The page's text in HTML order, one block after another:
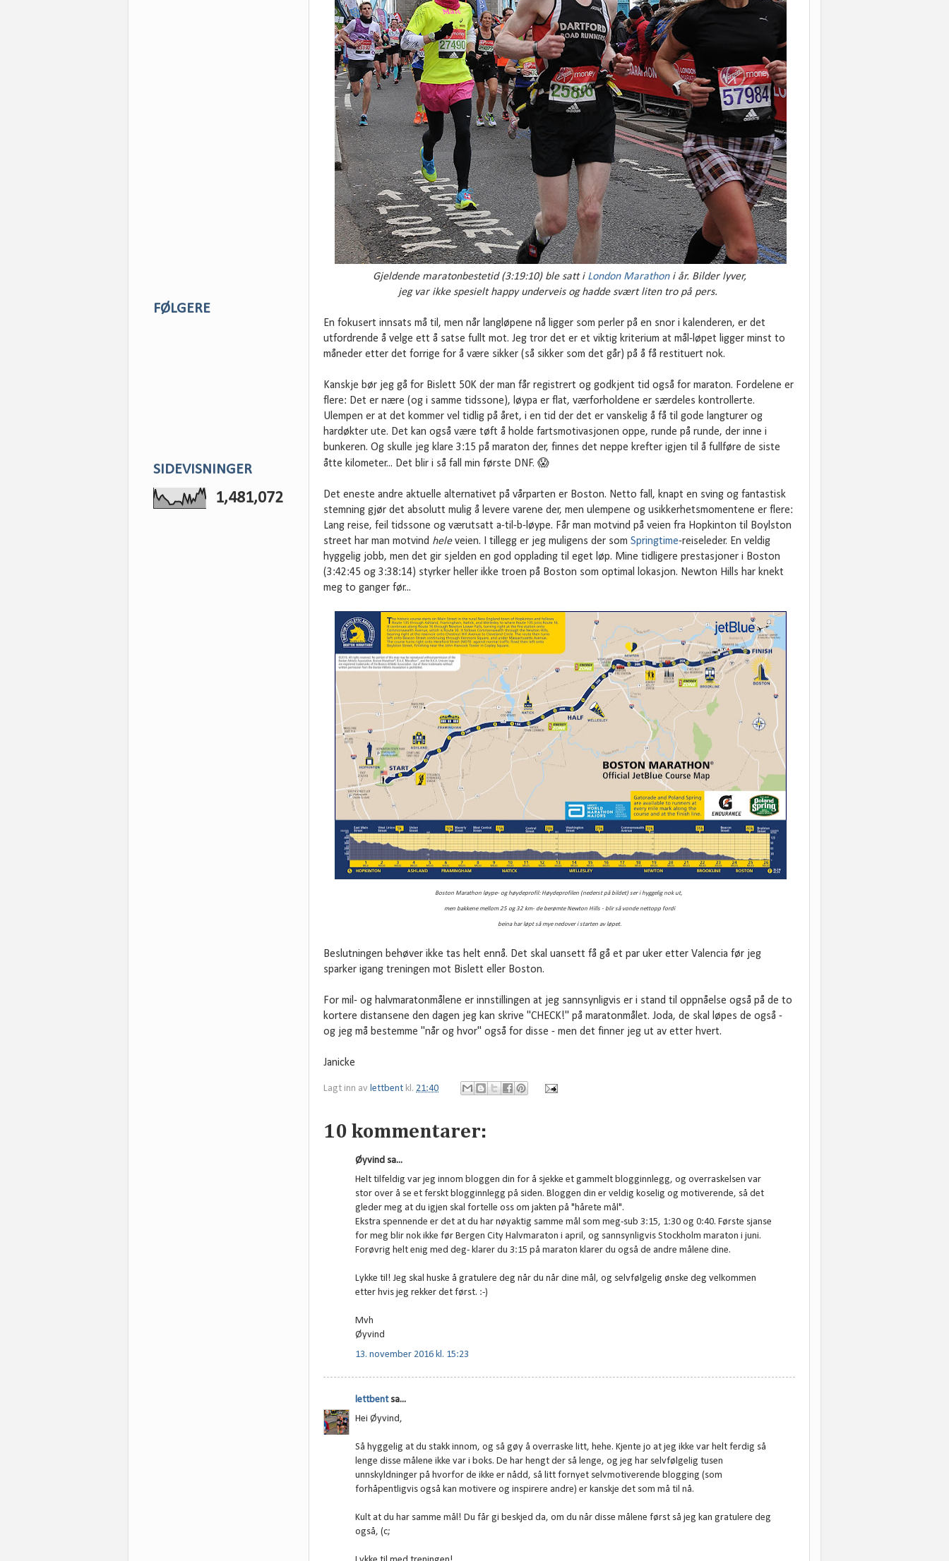
Gjeldende maratonbestetid (3:19:10) ble satt i London Marathoni år. Bilder lyver,
jeg var ikke spesielt happy underveis og hadde svært liten tro på pers.
En fokusert innsats må til, men når langløpene nå ligger som perler på en snor i kalenderen, er det
utfordrende å velge ett å satse fullt mot. Jeg tror det er et viktig kriterium at mål-løpet ligger minst to
måneder etter det forrige for å være sikker (så sikker som det går) på å få restituert nok.
Kanskje bør jeg gå for Bislett 50K der man får registrert og godkjent tid også for maraton. Fordelene er
flere: Det er nære (og i samme tidssone), løypa er flat, værforholdene er særdeles kontrollerte.
Ulempen er at det kommer vel tidlig på året, i en tid der det er vanskelig å få til gode langturer og
hardøkter ute. Det kan også være tøft å holde fartsmotivasjonen oppe, runde på runde, der inne i
bunkeren. Og skulle jeg klare 3:15 på maraton der, finnes det neppe krefter igjen til å fullføre de siste
åtte kilometer... Det blir i så fall min første DNF. 😱
Det eneste andre aktuelle alternativet på vårparten er Boston. Netto fall, knapt en sving og fantastisk
stemning gjør det absolutt mulig å levere varene der, men ulempene og usikkerhetsmomentene er flere:
Lang reise, feil tidssone og værutsatt a-til-b-løype. Får man motvind på veien fra Hopkinton til Boylston
street har man motvind heleveien. I tillegg er jeg muligens der som Springtime-reiseleder. En veldig
hyggelig jobb, men det gir sjelden en god opplading til eget løp. Mine tidligere prestasjoner i Boston
(3:42:45 og 3:38:14) styrker heller ikke troen på Boston som optimal lokasjon. Newton Hills har knekt
meg to ganger før...
Boston Marathon løype- og høydeprofil: Høydeprofilen (nederst på bildet) ser i hyggelig nok ut,
men bakkene mellom 25 og 32 km- de berømte Newton Hills - blir så vonde nettopp fordi
beina har løpt så mye nedoveri starten av løpet.
Beslutningen behøver ikke tas helt ennå. Det skal uansett få gå et par uker etter Valencia før jeg
sparker igang treningen mot Bislett eller Boston.
For mil- og halvmaratonmålene er innstillingen at jeg sannsynligvis er i stand til oppnåelse også på de to
kortere distansene den dagen jeg kan skrive "CHECK!" på maratonmålet. Joda, de skal løpes de også -
og jeg må bestemme "når og hvor" også for disse - men det finner jeg ut av etter hvert.
Janicke
Lagt inn av lettbent kl. 21:40
10 kommentarer:
Øyvind sa...
Helt tilfeldig var jeg innom bloggen din for å sjekke et gammelt blogginnlegg, og overraskelsen var
stor over å se et ferskt blogginnlegg på siden. Bloggen din er veldig koselig og motiverende, så det
gleder meg at du igjen skal fortelle oss om jakten på "hårete mål".
Ekstra spennende er det at du har nøyaktig samme mål som meg-sub 3:15, 1:30 og 0:40. Første sjanse
for meg blir nok ikke før Bergen City Halvmaraton i april, og sannsynligvis Stockholm maraton i juni.
Forøvrig helt enig med deg- klarer du 3:15 på maraton klarer du også de andre målene dine.
Lykke til! Jeg skal huske å gratulere deg når du når dine mål, og selvfølgelig ønske deg velkommen
etter hvis jeg rekker det først. :-)
Mvh
Øyvind
13. november 2016 kl. 15:23
lettbentsa...
Hei Øyvind,
Så hyggelig at du stakk innom, og så gøy å overraske litt, hehe. Kjente jo at jeg ikke var helt ferdig så
lenge disse målene ikke var i boks. De har hengt der så lenge, og jeg har selvfølgelig tusen
unnskyldninger på hvorfor de ikke er nådd, så litt fornyet selvmotiverende blogging (som
forhåpentligvis også kan motivere og inspirere andre) er kanskje det som må til nå.
Kult at du har samme mål! Du får gi beskjed da, om du når disse målene først så jeg kan gratulere deg
også, (c;
FØLGERE
SIDEVISNINGER
1,481,072